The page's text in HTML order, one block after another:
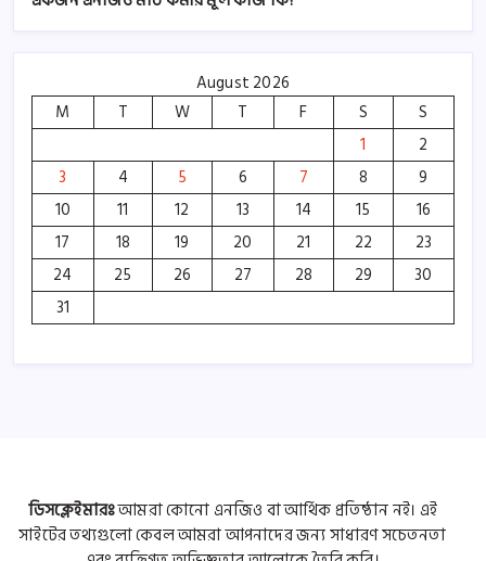
August 2026
M
T W T F S
S
1
2
3
4 5 6 7 8
9
10
11 12 13 14 15
16
17
18 19 20 21 22
23
24
25 26 27 28 29
30
31
ডিসক্লেইমারঃআমরা কোনো এনজিও বা আর্থিক প্রতিষ্ঠান নই। এই
সাইটের তথ্যগুলো কেবল আমরা আপনাদের জন্য সাধারণ সচেতনতা